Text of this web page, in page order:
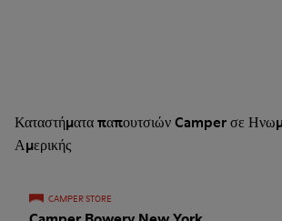
Καταστήματα παπουτσιών Camper σε
Αμερικής
CAMPER STORE